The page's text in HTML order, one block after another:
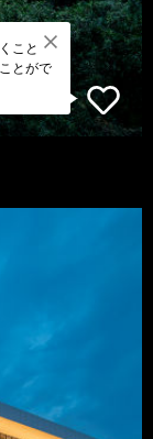
こと
とがで